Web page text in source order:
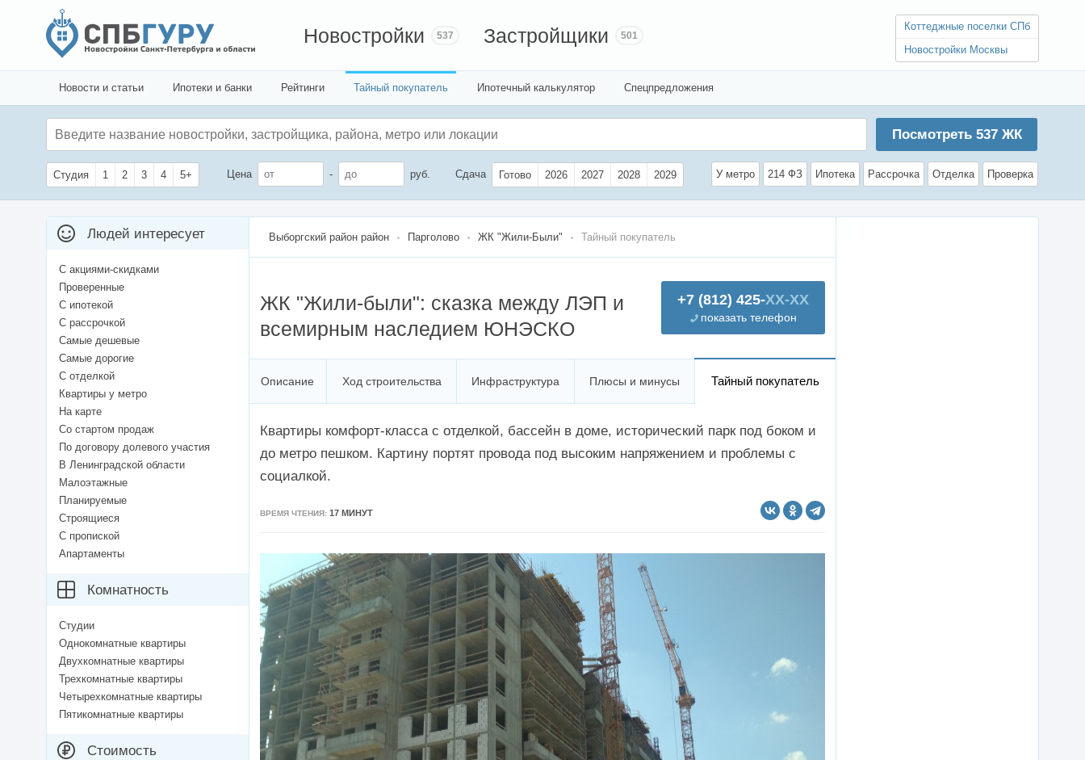
Новостройки 537 Застройщики 501
Коттеджные поселки СПб
Новостройки Москвы
Новости и статьи Ипотеки и банки Рейтинги Тайный покупатель Ипотечный калькулятор Спецпредложения
Посмотреть 537ЖК
Студия 1 2 3 4 5+ Цена - руб. Сдача Готово 2026 2027 2028 2029 У метро 214 ФЗ Ипотека Рассрочка Отделка Проверка
Выборгский район район Парголово ЖК "Жили-Были" Тайный покупатель
+7 (812) 425-XX-XX
показать телефон
ЖК "Жили-были": сказка между ЛЭП и
всемирным наследием ЮНЭСКО
Описание Ход строительства Инфраструктура Плюсы и минусы Тайный покупатель
Квартиры комфорт-класса с отделкой, бассейн в доме, исторический парк под боком и
до метро пешком. Картину портят провода под высоким напряжением и проблемы с
социалкой.
ВРЕМЯ ЧТЕНИЯ: 17 МИНУТ
Людей интересует
С акциями-скидками
Проверенные
С ипотекой
С рассрочкой
Самые дешевые
Самые дорогие
С отделкой
Квартиры у метро
На карте
Со стартом продаж
По договору долевого участия
В Ленинградской области
Малоэтажные
Планируемые
Строящиеся
С пропиской
Апартаменты
Комнатность
Студии
Однокомнатные квартиры
Двухкомнатные квартиры
Трехкомнатные квартиры
Четырехкомнатные квартиры
Пятикомнатные квартиры
Стоимость